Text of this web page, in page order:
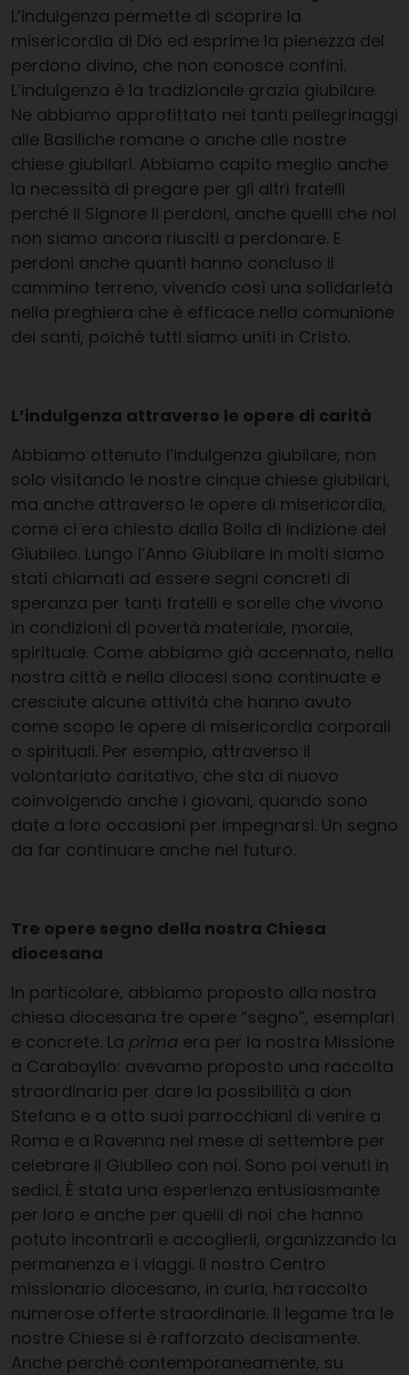
L’indulgenza permette di scoprire la
misericordia di Dio ed esprime la pienezza del
perdono divino, che non conosce confini.
L’indulgenza è la tradizionale grazia giubilare.
Ne abbiamo approfittato nei tanti pellegrinaggi
alle Basiliche romane o anche alle nostre
chiese giubilari. Abbiamo capito meglio anche
la necessità di pregare per gli altri fratelli
perché il Signore li perdoni, anche quelli che noi
non siamo ancora riusciti a perdonare. E
perdoni anche quanti hanno concluso il
cammino terreno, vivendo così una solidarietà
nella preghiera che è efficace nella comunione
dei santi, poiché tutti siamo uniti in Cristo.
L’indulgenza attraverso le opere di carità
Abbiamo ottenuto l’indulgenza giubilare, non
solo visitando le nostre cinque chiese giubilari,
ma anche attraverso le opere di misericordia,
come ci era chiesto dalla Bolla di indizione del
Giubileo. Lungo l’Anno Giubilare in molti siamo
stati chiamati ad essere segni concreti di
speranza per tanti fratelli e sorelle che vivono
in condizioni di povertà materiale, morale,
spirituale. Come abbiamo già accennato, nella
nostra città e nella diocesi sono continuate e
cresciute alcune attività che hanno avuto
come scopo le opere di misericordia corporali
o spirituali. Per esempio, attraverso il
volontariato caritativo, che sta di nuovo
coinvolgendo anche i giovani, quando sono
date a loro occasioni per impegnarsi. Un segno
da far continuare anche nel futuro.
Tre opere segno della nostra Chiesa
diocesana
In particolare, abbiamo proposto alla nostra
chiesa diocesana tre opere “segno”, esemplari
e concrete. La prima era per la nostra Missione
a Carabayllo: avevamo proposto una raccolta
straordinaria per dare la possibilità a don
Stefano e a otto suoi parrocchiani di venire a
Roma e a Ravenna nel mese di settembre per
celebrare il Giubileo con noi. Sono poi venuti in
sedici. È stata una esperienza entusiasmante
per loro e anche per quelli di noi che hanno
potuto incontrarli e accoglierli, organizzando la
permanenza e i viaggi. Il nostro Centro
missionario diocesano, in curia, ha raccolto
numerose offerte straordinarie. Il legame tra le
nostre Chiese si è rafforzato decisamente.
Anche perché contemporaneamente, su